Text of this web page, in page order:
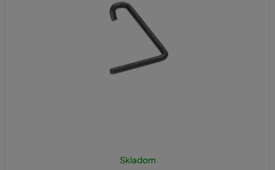
Skladom